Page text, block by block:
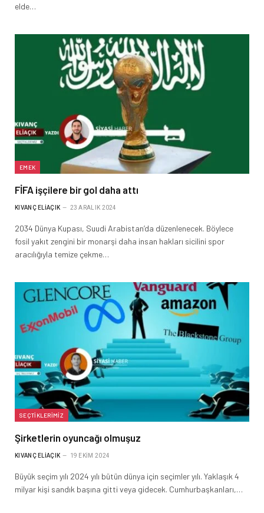
elde…
EMEK
FİFA işçilere bir gol daha attı
KIVANÇ ELIAÇIK 23 ARALIK 2024
2034 Dünya Kupası, Suudi Arabistan’da düzenlenecek. Böylece
fosil yakıt zengini bir monarşi daha insan hakları sicilini spor
aracılığıyla temize çekme…
SEÇTIKLERIMIZ
Şirketlerin oyuncağı olmuşuz
KIVANÇ ELIAÇIK 19 EKIM 2024
Büyük seçim yılı 2024 yılı bütün dünya için seçimler yılı. Yaklaşık 4
milyar kişi sandık başına gitti veya gidecek. Cumhurbaşkanları,…